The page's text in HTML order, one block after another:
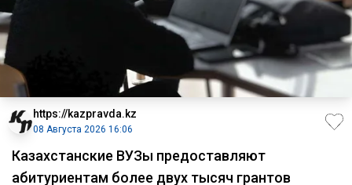
https://kazpravda.kz
08 Августа 2026 16:06
Казахстанские ВУЗы предоставляют
абитуриентам более двух тысяч грантов